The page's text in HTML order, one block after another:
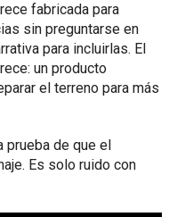
fabricada para
sin preguntarse en
para incluirlas. El
un producto
el terreno para más
prueba de que el
Es solo ruido con